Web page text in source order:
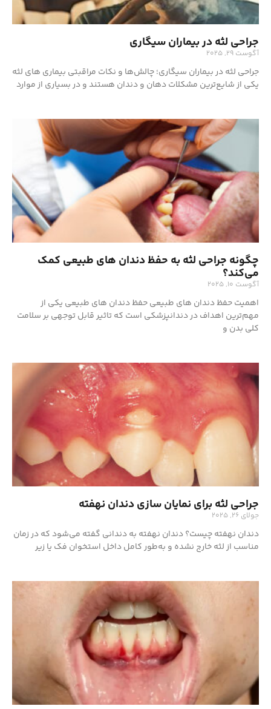
جراحی لثه در بیماران سیگاری
آگوست 29, 2025
جراحی لثه در بیماران سیگاری؛ چالش‌ها و نکات مراقبتی بیماری های لثه
یکی از شایع‌ترین مشکلات دهان و دندان هستند و در بسیاری از موارد
چگونه جراحی لثه به حفظ دندان های طبیعی کمک
می‌کند؟
آگوست 10, 2025
اهمیت حفظ دندان های طبیعی حفظ دندان های طبیعی یکی از
مهم‌ترین اهداف در دندانپزشکی است که تاثیر قابل توجهی بر سلامت
کلی بدن و
جراحی لثه برای نمایان سازی دندان نهفته
جولای 26, 2025
دندان نهفته چیست؟ دندان نهفته به دندانی گفته می‌شود که در زمان
مناسب از لثه خارج نشده و به‌طور کامل داخل استخوان فک یا زیر